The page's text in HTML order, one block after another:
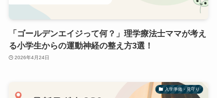
「ゴールデンエイジって何？」理学療法士ママが考え
る小学生からの運動神経の整え方3選！
2026年4月24日
入学準備・見守り